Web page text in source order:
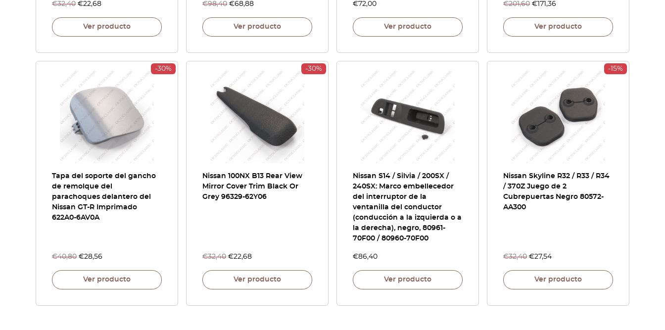
€32,40 €22,68
Ver producto
€98,40 €68,88
Ver producto
€72,00
Ver producto
€201,60 € 171,36
Ver producto
-30%
Tapa del soporte del gancho
de remolque del
parachoques delantero del
Nissan GT-R Imprimado
622A0-6AV0A
€40,80 €28,56
Ver producto
-30%
Nissan 100NX B13 Rear View
Mirror Cover Trim Black Or
Grey 96329-62Y06
€32,40 €22,68
Ver producto
Nissan S14 / Silvia / 200SX /
240SX: Marco embellecedor
del interruptor de la
ventanilla del conductor
(conducción a la izquierda o a
la derecha), negro, 80961-
70F00 / 80960-70F00
€86,40
Ver producto
-15%
Nissan Skyline R32 / R33 / R34
/ 370Z Juego de 2
Cubrepuertas Negro 80572-
AA300
€32,40 €27,54
Ver producto